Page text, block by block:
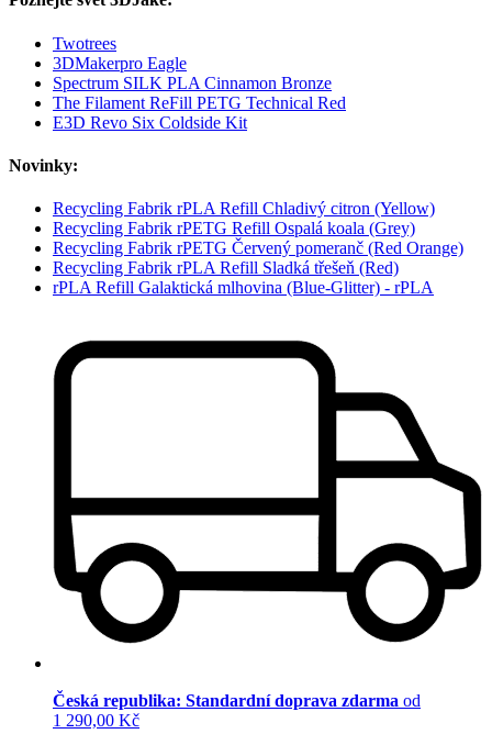
Twotrees
3DMakerpro Eagle
Spectrum SILK PLA Cinnamon Bronze
The Filament ReFill PETG Technical Red
E3D Revo Six Coldside Kit
Novinky:
Recycling Fabrik rPLA Refill Chladivý citron (Yellow)
Recycling Fabrik rPETG Refill Ospalá koala (Grey)
Recycling Fabrik rPETG Červený pomeranč (Red Orange)
Recycling Fabrik rPLA Refill Sladká třešeň (Red)
rPLA Refill Galaktická mlhovina (Blue-Glitter) - rPLA
Česká republika: Standardní doprava zdarma od
1 290,00 Kč